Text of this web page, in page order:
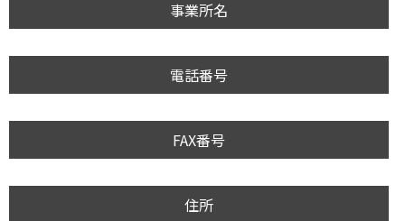
事業所名
電話番号
FAX番号
住所